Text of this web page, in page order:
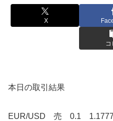
X
コ
本日の取引結果
EUR/USD 売 0.1